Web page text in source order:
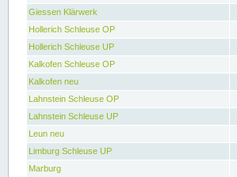
Giessen Klärwerk
Hollerich Schleuse OP
Hollerich Schleuse UP
Kalkofen Schleuse OP
Kalkofen neu
Lahnstein Schleuse OP
Lahnstein Schleuse UP
Leun neu
Limburg Schleuse UP
Marburg